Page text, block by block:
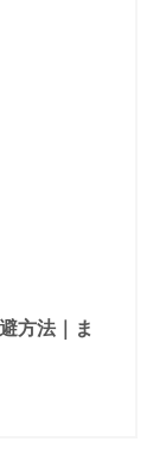
方法｜ま